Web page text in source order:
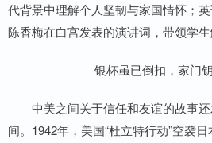
代背景中理解个人坚韧与家国情怀；
陈香梅在白宫发表的演讲词，带领学生
银杯虽已倒扣，家门
中美之间关于信任和友谊的故事还
间。1942年，美国“杜立特行动”空袭